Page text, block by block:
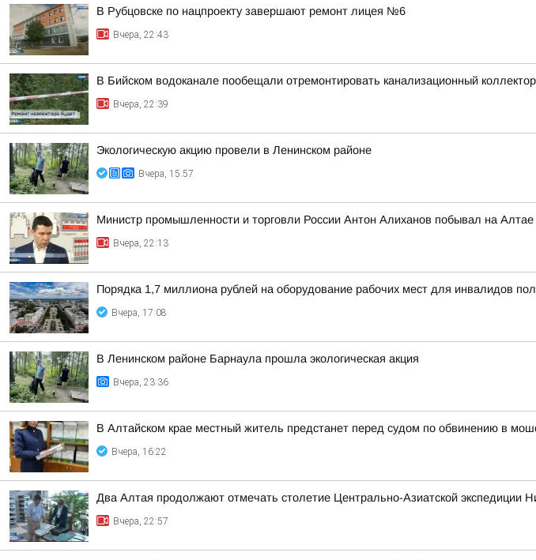
В Рубцовске по нацпроекту завершают ремонт лицея №6
Вчера, 22:43
В Бийском водоканале пообещали отремонтировать канализационный коллектор
Вчера, 22:39
Экологическую акцию провели в Ленинском районе
Вчера, 15:57
Министр промышленности и торговли России Антон Алиханов побывал на Алтае
Вчера, 22:13
Порядка 1,7 миллиона рублей на оборудование рабочих мест для инвалидов
Вчера, 17:08
В Ленинском районе Барнаула прошла экологическая акция
Вчера, 23:36
В Алтайском крае местный житель предстанет перед судом по обвинению в
Вчера, 16:22
Два Алтая продолжают отмечать столетие Центрально-Азиатской экспедиции
Вчера, 22:57